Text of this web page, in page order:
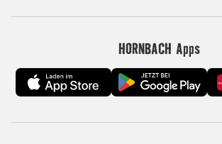
HORNBACH Apps